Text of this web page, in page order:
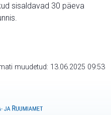
sisaldavad 30 päeva
muudetud: 13.06.2025 09:53